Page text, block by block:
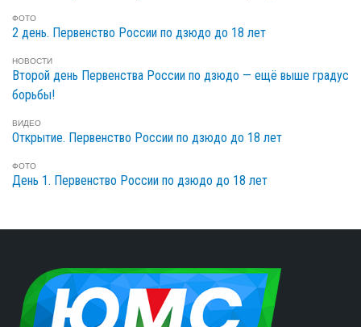
ФОТО
2 день. Первенство России по дзюдо до 18 лет
НОВОСТИ
Второй день Первенства России по дзюдо — ещё выше градус
борьбы!
ВИДЕО
Открытие. Первенство России по дзюдо до 18 лет
ФОТО
День 1. Первенство России по дзюдо до 18 лет